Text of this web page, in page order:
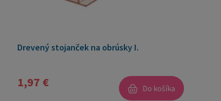
Drevený stojanček na obrúsky I.
1,97 € Do košíka